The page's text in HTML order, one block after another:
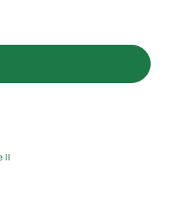
Warenkorb hinzufügen
II